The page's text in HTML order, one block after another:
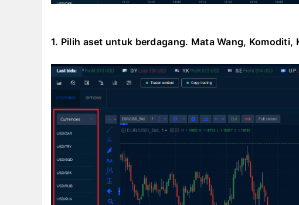
1. Pilih aset untuk berdagang. Mata Wang, Komoditi,